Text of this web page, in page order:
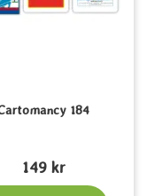
184
149 kr